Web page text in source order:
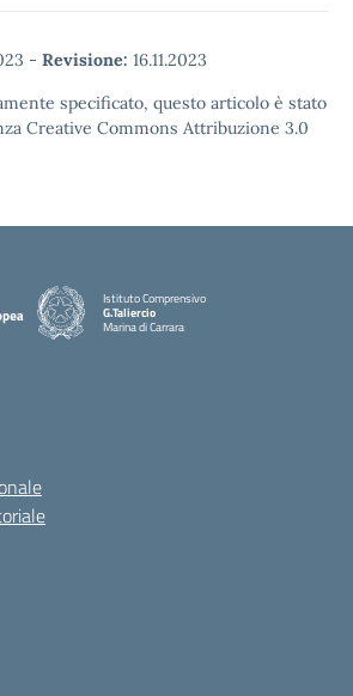
- Revisione: 16.11.2023
specificato, questo articolo è stato
Creative Commons Attribuzione 3.0
Istituto Comprensivo
G.Taliercio
Marina di Carrara